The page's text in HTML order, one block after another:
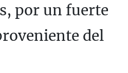
por un fuerte
del